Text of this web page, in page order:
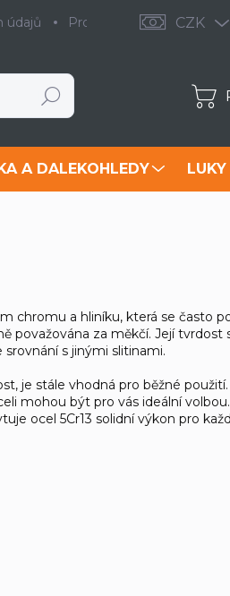
údajů Prodávané značkyCZK
Hledat
A DALEKOHLEDY
chromu a hliníku, která se často
považována za měkčí. Její
srovnání s jinými slitinami.
je stále vhodná pro běžné
mohou být pro vás ideální
ocel 5Cr13 solidní výkon pro